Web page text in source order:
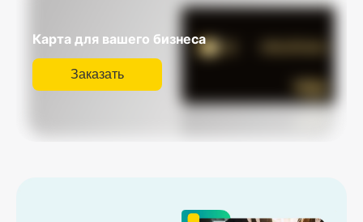
Карта для вашего бизнеса
Заказать